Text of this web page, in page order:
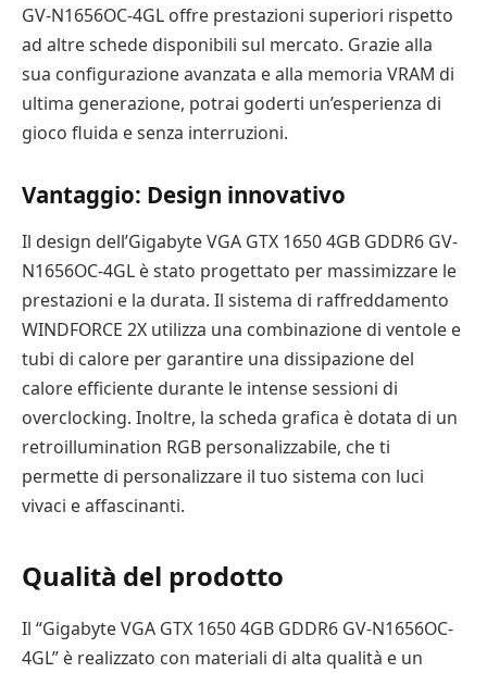
GV-N1656OC-4GL offre prestazioni superiori rispetto
ad altre schede disponibili sul mercato. Grazie alla
sua configurazione avanzata e alla memoria VRAM di
ultima generazione, potrai goderti un’esperienza di
gioco fluida e senza interruzioni.
Vantaggio: Design innovativo
Il design dell’Gigabyte VGA GTX 1650 4GB GDDR6 GV-
N1656OC-4GL è stato progettato per massimizzare le
prestazioni e la durata. Il sistema di raffreddamento
WINDFORCE 2X utilizza una combinazione di ventole e
tubi di calore per garantire una dissipazione del
calore efficiente durante le intense sessioni di
overclocking. Inoltre, la scheda grafica è dotata di un
retroillumination RGB personalizzabile, che ti
permette di personalizzare il tuo sistema con luci
vivaci e affascinanti.
Qualità del prodotto
Il “Gigabyte VGA GTX 1650 4GB GDDR6 GV-N1656OC-
4GL” è realizzato con materiali di alta qualità e un